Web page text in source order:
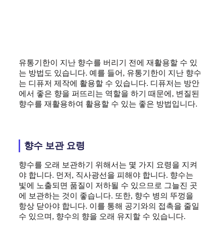
유통기한이 지난 향수를 버리기 전에 재활용할 수 있
는 방법도 있습니다. 예를 들어, 유통기한이 지난 향수
는 디퓨저 제작에 활용할 수 있습니다. 디퓨저는 방안
에서 좋은 향을 퍼뜨리는 역할을 하기 때문에, 변질된
향수를 재활용하여 활용할 수 있는 좋은 방법입니다.
향수 보관 요령
향수를 오래 보관하기 위해서는 몇 가지 요령을 지켜
야 합니다. 먼저, 직사광선을 피해야 합니다. 향수는
빛에 노출되면 품질이 저하될 수 있으므로 그늘진 곳
에 보관하는 것이 좋습니다. 또한, 향수 병의 뚜껑을
항상 닫아야 합니다. 이를 통해 공기와의 접촉을 줄일
수 있으며, 향수의 향을 오래 유지할 수 있습니다.